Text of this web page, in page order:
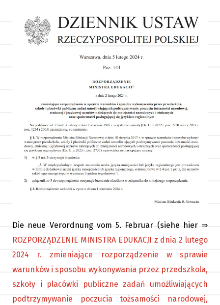
Die neue Verordnung vom 5. Februar (siehe hier ⇒
ROZPORZĄDZENIE MINISTRA EDUKACJI z dnia 2 lutego
2024 r. zmieniające rozporządzenie w sprawie
warunków i sposobu wykonywania przez przedszkola,
szkoły i placówki publiczne zadań umożliwiających
podtrzymywanie poczucia tożsamości narodowej,